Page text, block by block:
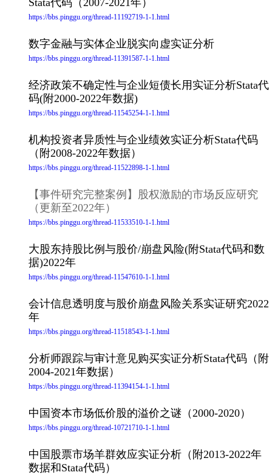
Stata代码（2007-2021年）
https://bbs.pinggu.org/thread-11192719-1-1.html
数字金融与实体企业脱实向虚实证分析
https://bbs.pinggu.org/thread-11391587-1-1.html
经济政策不确定性与企业短债长用实证分析Stata代
码(附2000-2022年数据)
https://bbs.pinggu.org/thread-11545254-1-1.html
机构投资者异质性与企业绩效实证分析Stata代码
（附2008-2022年数据）
https://bbs.pinggu.org/thread-11522898-1-1.html
【事件研究完整案例】股权激励的市场反应研究
（更新至2022年）
https://bbs.pinggu.org/thread-11533510-1-1.html
大股东持股比例与股价/崩盘风险(附Stata代码和数
据)2022年
https://bbs.pinggu.org/thread-11547610-1-1.html
会计信息透明度与股价崩盘风险关系实证研究2022
年
https://bbs.pinggu.org/thread-11518543-1-1.html
分析师跟踪与审计意见购买实证分析Stata代码（附
2004-2021年数据）
https://bbs.pinggu.org/thread-11394154-1-1.html
中国资本市场低价股的溢价之谜（2000-2020）
https://bbs.pinggu.org/thread-10721710-1-1.html
中国股票市场羊群效应实证分析（附2013-2022年
数据和Stata代码）